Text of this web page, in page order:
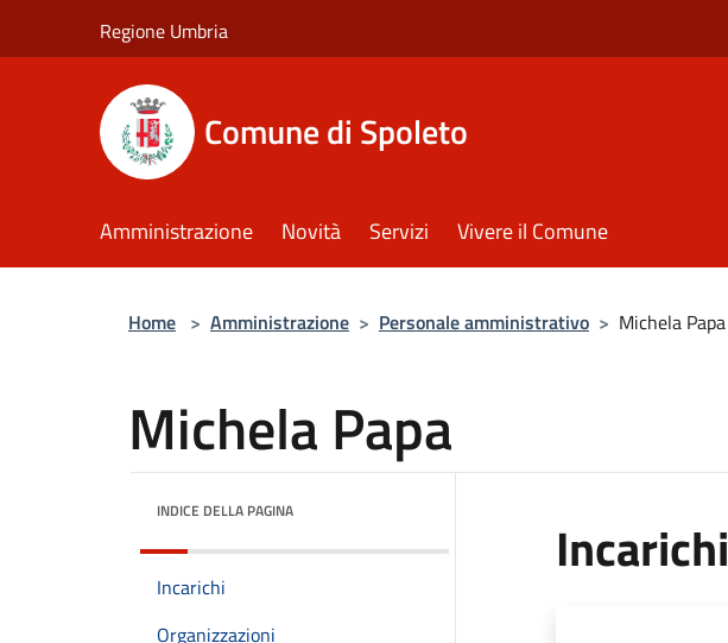
Regione Umbria
Comune di Spoleto
Amministrazione Novità Servizi Vivere il Comune
Home > Amministrazione > Personale amministrativo > Michela Papa
Michela Papa
INDICE DELLA PAGINA
Incarichi
Organizzazioni
Incarichi